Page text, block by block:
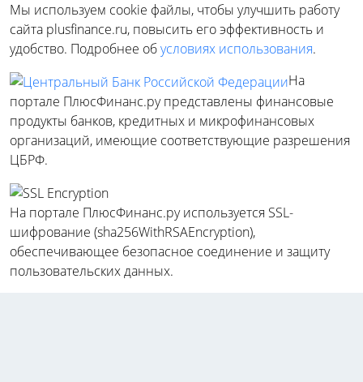
Мы используем cookie файлы, чтобы улучшить работу
сайта plusfinance.ru, повысить его эффективность и
удобство. Подробнее обусловиях использования.
На
портале ПлюсФинанс.ру представлены финансовые
продукты банков, кредитных и микрофинансовых
организаций, имеющие соответствующие разрешения
ЦБРФ.
На портале ПлюсФинанс.ру используется SSL-
шифрование (sha256WithRSAEncryption),
обеспечивающее безопасное соединение и защиту
пользовательских данных.